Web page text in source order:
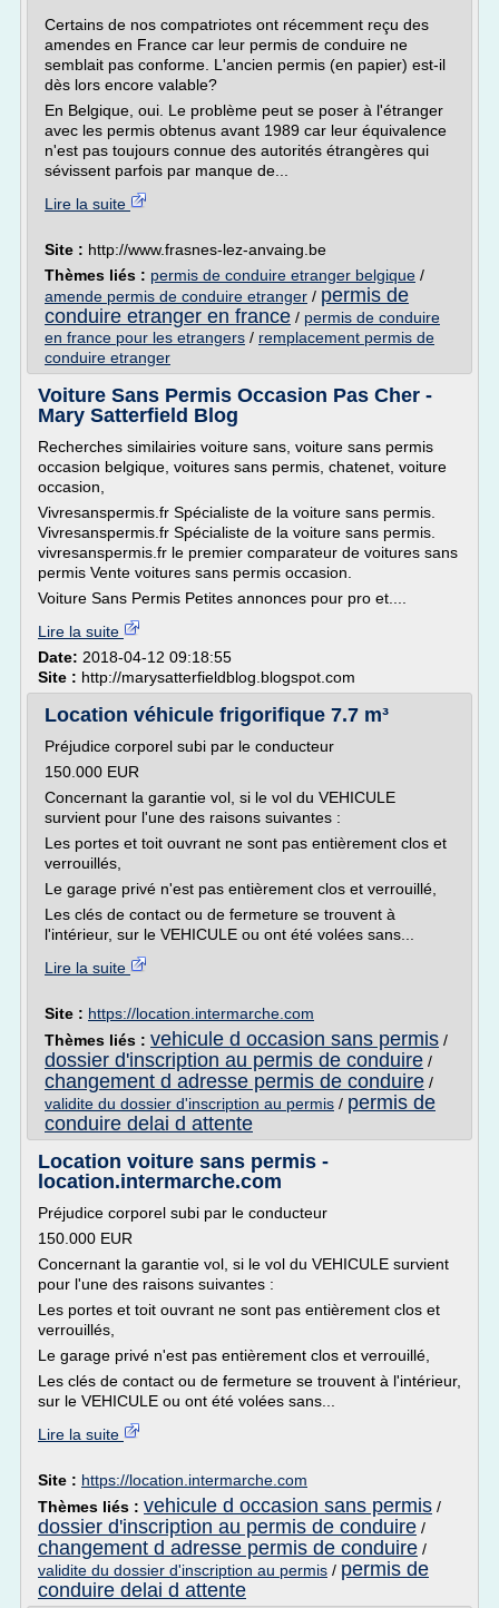
Certains de nos compatriotes ont récemment reçu des
amendes en France car leur permis de conduire ne
semblait pas conforme. L'ancien permis (en papier) est-il
dès lors encore valable?
En Belgique, oui. Le problème peut se poser à l'étranger
avec les permis obtenus avant 1989 car leur équivalence
n'est pas toujours connue des autorités étrangères qui
sévissent parfois par manque de...
Lire la suite
Site : http://www.frasnes-lez-anvaing.be
Thèmes liés : permis de conduire etranger belgique /
amende permis de conduire etranger / permis de
conduire etranger en france / permis de conduire
en france pour les etrangers / remplacement permis de
conduire etranger
Voiture Sans Permis Occasion Pas Cher -
Mary Satterfield Blog
Recherches similairies voiture sans, voiture sans permis
occasion belgique, voitures sans permis, chatenet, voiture
occasion,
Vivresanspermis.fr Spécialiste de la voiture sans permis.
Vivresanspermis.fr Spécialiste de la voiture sans permis.
vivresanspermis.fr le premier comparateur de voitures sans
permis Vente voitures sans permis occasion.
Voiture Sans Permis Petites annonces pour pro et....
Lire la suite
Date: 2018-04-12 09:18:55
Site : http://marysatterfieldblog.blogspot.com
Location véhicule frigorifique 7.7 m³
Préjudice corporel subi par le conducteur
150.000 EUR
Concernant la garantie vol, si le vol du VEHICULE
survient pour l'une des raisons suivantes :
Les portes et toit ouvrant ne sont pas entièrement clos et
verrouillés,
Le garage privé n'est pas entièrement clos et verrouillé,
Les clés de contact ou de fermeture se trouvent à
l'intérieur, sur le VEHICULE ou ont été volées sans...
Lire la suite
Site : https://location.intermarche.com
Thèmes liés : vehicule d occasion sans permis /
dossier d'inscription au permis de conduire /
changement d adresse permis de conduire /
validite du dossier d'inscription au permis / permis de
conduire delai d attente
Location voiture sans permis -
location.intermarche.com
Préjudice corporel subi par le conducteur
150.000 EUR
Concernant la garantie vol, si le vol du VEHICULE survient
pour l'une des raisons suivantes :
Les portes et toit ouvrant ne sont pas entièrement clos et
verrouillés,
Le garage privé n'est pas entièrement clos et verrouillé,
Les clés de contact ou de fermeture se trouvent à l'intérieur,
sur le VEHICULE ou ont été volées sans...
Lire la suite
Site : https://location.intermarche.com
Thèmes liés : vehicule d occasion sans permis /
dossier d'inscription au permis de conduire /
changement d adresse permis de conduire /
validite du dossier d'inscription au permis / permis de
conduire delai d attente